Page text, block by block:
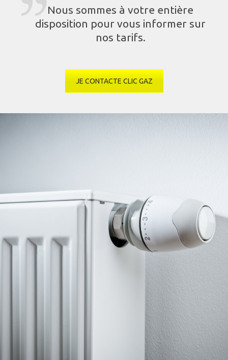
Nous sommes à votre entière
disposition pour vous informer sur
nos tarifs.
JE CONTACTE CLIC GAZ